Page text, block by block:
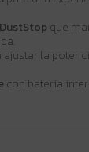
que
ajustar la
con batería